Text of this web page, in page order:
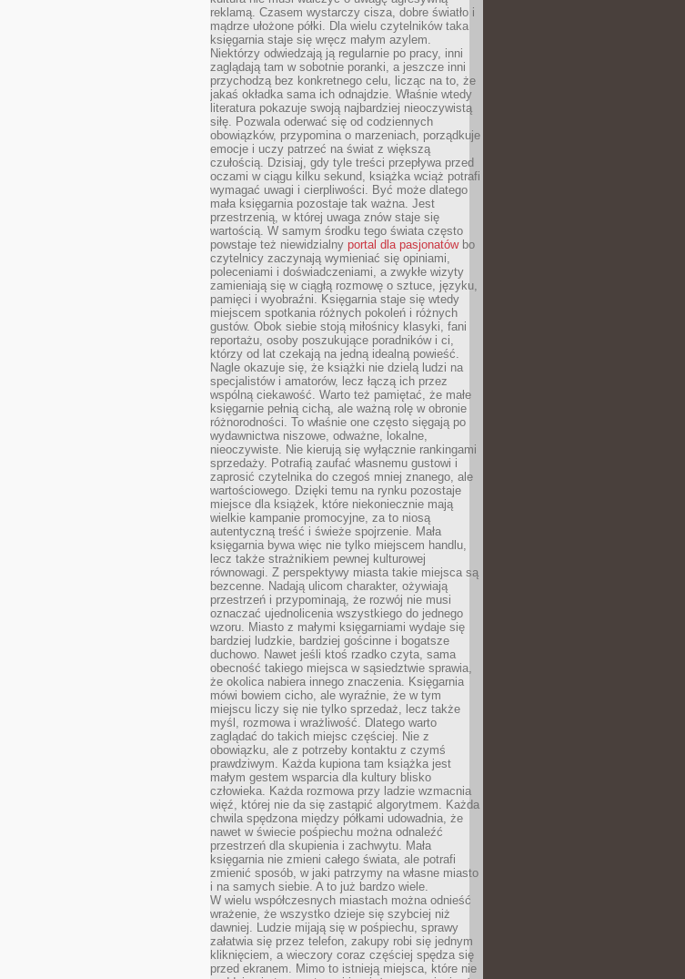
reklamą. Czasem wystarczy cisza, dobre światło i
mądrze ułożone półki. Dla wielu czytelników taka
księgarnia staje się wręcz małym azylem.
Niektórzy odwiedzają ją regularnie po pracy, inni
zaglądają tam w sobotnie poranki, a jeszcze inni
przychodzą bez konkretnego celu, licząc na to, że
jakaś okładka sama ich odnajdzie. Właśnie wtedy
literatura pokazuje swoją najbardziej nieoczywistą
siłę. Pozwala oderwać się od codziennych
obowiązków, przypomina o marzeniach, porządkuje
emocje i uczy patrzeć na świat z większą
czułością. Dzisiaj, gdy tyle treści przepływa przed
oczami w ciągu kilku sekund, książka wciąż potrafi
wymagać uwagi i cierpliwości. Być może dlatego
mała księgarnia pozostaje tak ważna. Jest
przestrzenią, w której uwaga znów staje się
wartością. W samym środku tego świata często
powstaje też niewidzialny portal dla pasjonatówbo
czytelnicy zaczynają wymieniać się opiniami,
poleceniami i doświadczeniami, a zwykłe wizyty
zamieniają się w ciągłą rozmowę o sztuce, języku,
pamięci i wyobraźni. Księgarnia staje się wtedy
miejscem spotkania różnych pokoleń i różnych
gustów. Obok siebie stoją miłośnicy klasyki, fani
reportażu, osoby poszukujące poradników i ci,
którzy od lat czekają na jedną idealną powieść.
Nagle okazuje się, że książki nie dzielą ludzi na
specjalistów i amatorów, lecz łączą ich przez
wspólną ciekawość. Warto też pamiętać, że małe
księgarnie pełnią cichą, ale ważną rolę w obronie
różnorodności. To właśnie one często sięgają po
wydawnictwa niszowe, odważne, lokalne,
nieoczywiste. Nie kierują się wyłącznie rankingami
sprzedaży. Potrafią zaufać własnemu gustowi i
zaprosić czytelnika do czegoś mniej znanego, ale
wartościowego. Dzięki temu na rynku pozostaje
miejsce dla książek, które niekoniecznie mają
wielkie kampanie promocyjne, za to niosą
autentyczną treść i świeże spojrzenie. Mała
księgarnia bywa więc nie tylko miejscem handlu,
lecz także strażnikiem pewnej kulturowej
równowagi. Z perspektywy miasta takie miejsca są
bezcenne. Nadają ulicom charakter, ożywiają
przestrzeń i przypominają, że rozwój nie musi
oznaczać ujednolicenia wszystkiego do jednego
wzoru. Miasto z małymi księgarniami wydaje się
bardziej ludzkie, bardziej gościnne i bogatsze
duchowo. Nawet jeśli ktoś rzadko czyta, sama
obecność takiego miejsca w sąsiedztwie sprawia,
że okolica nabiera innego znaczenia. Księgarnia
mówi bowiem cicho, ale wyraźnie, że w tym
miejscu liczy się nie tylko sprzedaż, lecz także
myśl, rozmowa i wrażliwość. Dlatego warto
zaglądać do takich miejsc częściej. Nie z
obowiązku, ale z potrzeby kontaktu z czymś
prawdziwym. Każda kupiona tam książka jest
małym gestem wsparcia dla kultury blisko
człowieka. Każda rozmowa przy ladzie wzmacnia
więź, której nie da się zastąpić algorytmem. Każda
chwila spędzona między półkami udowadnia, że
nawet w świecie pośpiechu można odnaleźć
przestrzeń dla skupienia i zachwytu. Mała
księgarnia nie zmieni całego świata, ale potrafi
zmienić sposób, w jaki patrzymy na własne miasto
i na samych siebie. A to już bardzo wiele.
W wielu współczesnych miastach można odnieść
wrażenie, że wszystko dzieje się szybciej niż
dawniej. Ludzie mijają się w pośpiechu, sprawy
załatwia się przez telefon, zakupy robi się jednym
kliknięciem, a wieczory coraz częściej spędza się
przed ekranem. Mimo to istnieją miejsca, które nie